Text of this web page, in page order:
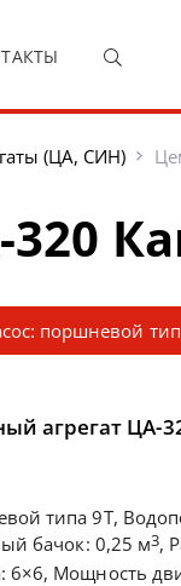
(ЦА, СИН)
поршневой
агрегат ЦА-
типа 9Т,
бачок: 0,25 м3,
6×6, Мощность